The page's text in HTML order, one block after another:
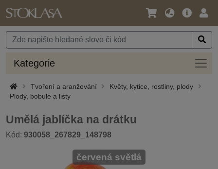
Jazyk
Měna
Hlavní
Kategorie
Tvoření a aranžování
Květy, kytice, rostliny, plody
Plody, bobule a listy
Umělá jablíčka na drátku
Kód: 930058_267829_148798
červená světlá